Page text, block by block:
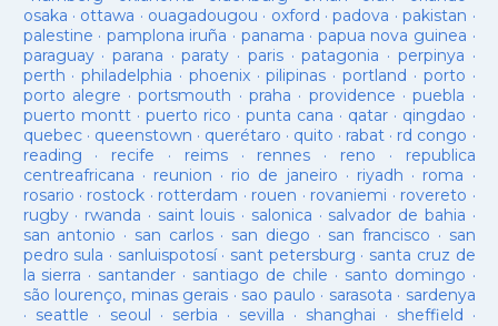
osaka · ottawa · ouagadougou · oxford ·padova ·pakistan ·
palestine · pamplona iruña · panama · papua nova guinea ·
paraguay· parana ·paraty · paris·patagonia · perpinya ·
perth ·philadelphia · phoenix·pilipinas ·portland · porto ·
porto alegre ·portsmouth ·praha · providence ·puebla ·
puerto montt· puerto rico ·punta cana · qatar · qingdao ·
quebec· queenstown · querétaro · quito · rabat · rd congo ·
reading · recife · reims· rennes · reno · republica
centreafricana · reunion · rio de janeiro · riyadh · roma ·
rosario · rostock · rotterdam · rouen · rovaniemi · rovereto ·
rugby· rwanda · saint louis · salonica · salvador de bahia ·
san antonio · san carlos· san diego · san francisco · san
pedro sula · sanluispotosí· sant petersburg · santa cruz de
la sierra · santander · santiago de chile · santo domingo ·
são lourenço, minas gerais · sao paulo · sarasota · sardenya
· seattle · seoul · serbia · sevilla · shanghai · sheffield ·